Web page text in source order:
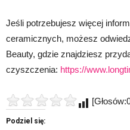
Jeśli potrzebujesz więcej
ceramicznych, możesz
Beauty, gdzie znajdziesz
czyszczenia: https://
Podziel się: